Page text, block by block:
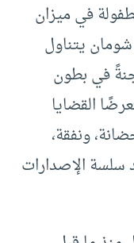
في ميزان
يتناول
في بطون
القضايا
ونفقة،
سلسة الإصدارات